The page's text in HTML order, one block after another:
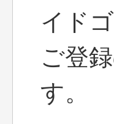
イド
ご登
す。